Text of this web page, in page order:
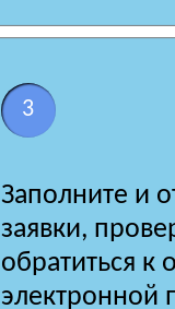
3
Заполните и
заявки,
обратиться к
электронной